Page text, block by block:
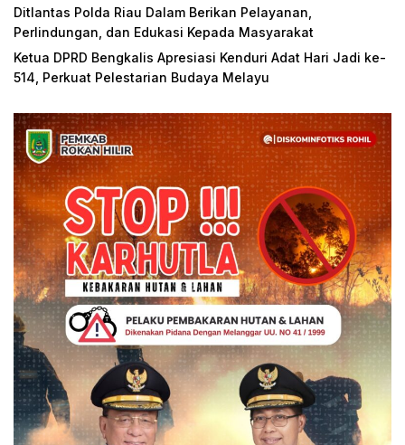
Ditlantas Polda Riau Dalam Berikan Pelayanan,
Perlindungan, dan Edukasi Kepada Masyarakat
Ketua DPRD Bengkalis Apresiasi Kenduri Adat Hari Jadi ke-
514, Perkuat Pelestarian Budaya Melayu